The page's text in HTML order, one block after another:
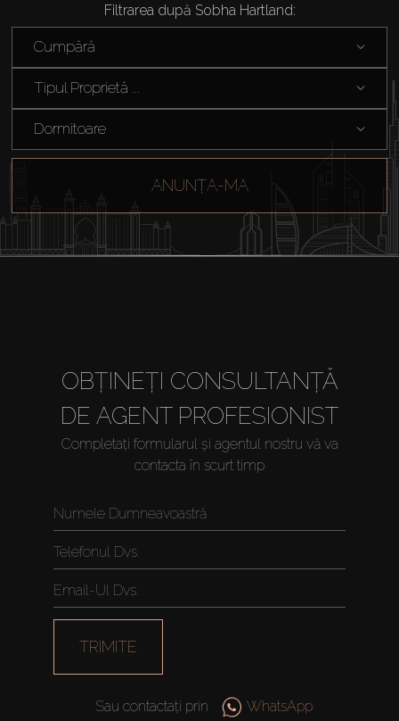
Cumpărați
Închiriați
Vânzare
Filtrarea după Sobha Hartland:
Cumpără
Tipul Proprietă ...
Dormitoare
ANUNȚA-MA
OBȚINEȚI CONSULTANȚĂ
DE AGENT PROFESIONIST
Completați formularul și agentul nostru vă va
contacta în scurt timp
TRIMITE
Sau contactați prin WhatsApp